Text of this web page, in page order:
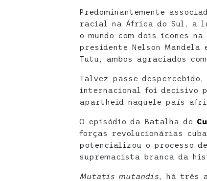
Predominantemente
racial na África do Sul, a
o mundo com dois ícones
presidente Nelson Mandela
Tutu, ambos agraciados
Talvez passe
internacional foi decisivo
apartheid naquele país
O episódio da Batalha de
forças revolucionárias
potencializou o processo
supremacista branca da
Mutatis mutandis, há três